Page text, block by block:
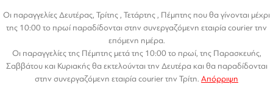
Οι παραγγελίες Δευτέρας, Τρίτης , Τετάρτης , Πέμπτης που θα γίνονται μέχρι
της 10:00 το πρωί παραδίδονται στην συνεργαζόμενη εταιρία courier την
επόμενη ημέρα.
Οι παραγγελίες της Πέμπτης μετά της 10:00 το πρωί, της Παρασκευής,
Σαββάτου και Κυριακής θα εκτελούνται την Δευτέρα και θα παραδίδονται
στην συνεργαζόμενη εταιρία courier την Τρίτη. Απόρριψη